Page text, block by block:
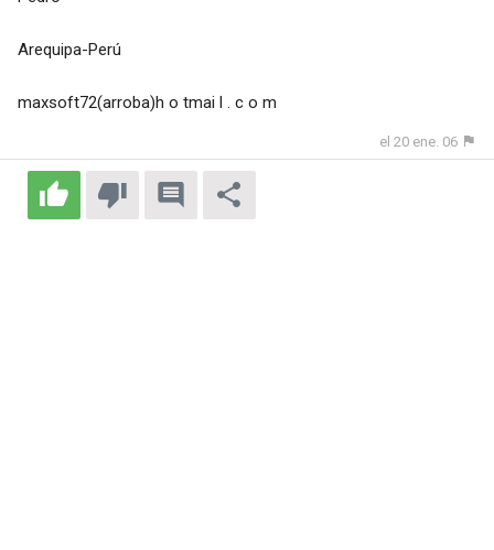
Arequipa-Perú
maxsoft72(arroba)h o tmai l . c o m
el 20 ene. 06